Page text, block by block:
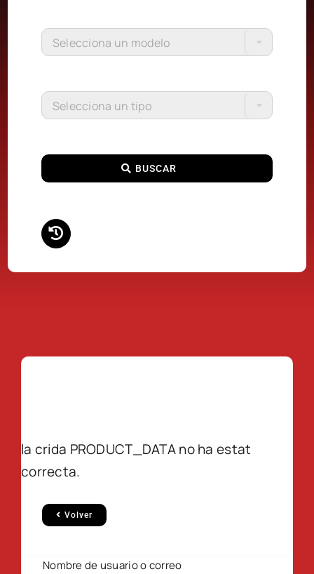
Selecciona un modelo
Selecciona un tipo
BUSCAR
la crida PRODUCT_DATA no ha estat
correcta.
Volver
Nombre de usuario o correo